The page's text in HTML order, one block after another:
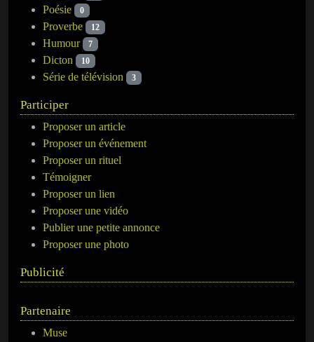
Poésie 0
Proverbe 12
Humour 7
Dicton 10
Série de télévision 3
Participer
Proposer un article
Proposer un événement
Proposer un rituel
Témoigner
Proposer un lien
Proposer une vidéo
Publier une petite annonce
Proposer une photo
Publicité
Partenaire
Muse